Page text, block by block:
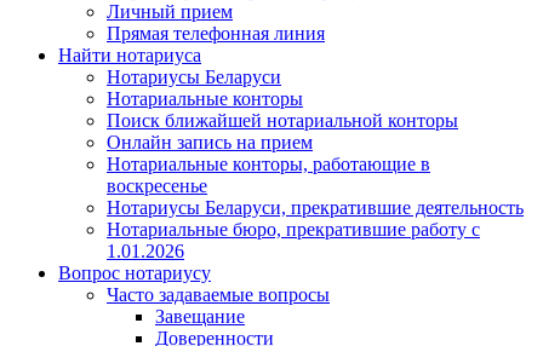
Личный прием
Прямая телефонная линия
Найти нотариуса
Нотариусы Беларуси
Нотариальные конторы
Поиск ближайшей нотариальной конторы
Онлайн запись на прием
Нотариальные конторы, работающие в
воскресенье
Нотариусы Беларуси, прекратившие деятельность
Нотариальные бюро, прекратившие работу с
1.01.2026
Вопрос нотариусу
Часто задаваемые вопросы
Завещание
Доверенности